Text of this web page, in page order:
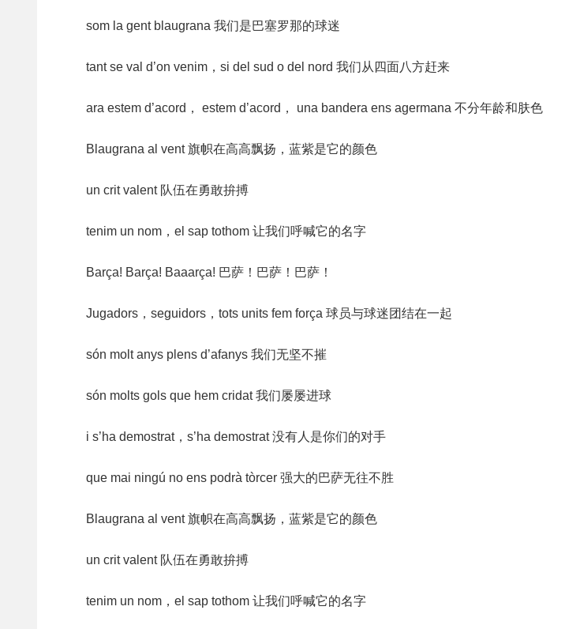
som la gent blaugrana 我们是巴塞罗那的球迷
tant se val d’on venim，si del sud o del nord 我们从四面八方赶来
ara estem d’acord， estem d’acord， una bandera ens agermana 不分年龄和肤色
Blaugrana al vent 旗帜在高高飘扬，蓝紫是它的颜色
un crit valent 队伍在勇敢拚搏
tenim un nom，el sap tothom 让我们呼喊它的名字
Barça! Barça! Baaarça! 巴萨！巴萨！巴萨！
Jugadors，seguidors，tots units fem força 球员与球迷团结在一起
són molt anys plens d’afanys 我们无坚不摧
són molts gols que hem cridat 我们屡屡进球
i s’ha demostrat，s’ha demostrat 没有人是你们的对手
que mai ningú no ens podrà tòrcer 强大的巴萨无往不胜
Blaugrana al vent 旗帜在高高飘扬，蓝紫是它的颜色
un crit valent 队伍在勇敢拚搏
tenim un nom，el sap tothom 让我们呼喊它的名字